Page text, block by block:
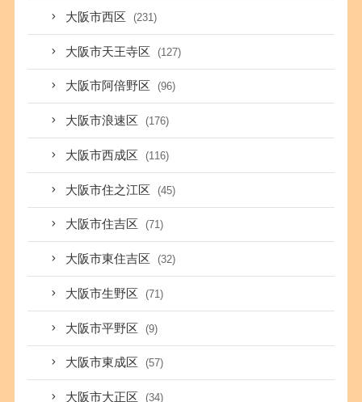
大阪市西区 (231)
大阪市天王寺区 (127)
大阪市阿倍野区 (96)
大阪市浪速区 (176)
大阪市西成区 (116)
大阪市住之江区 (45)
大阪市住吉区 (71)
大阪市東住吉区 (32)
大阪市生野区 (71)
大阪市平野区 (9)
大阪市東成区 (57)
大阪市大正区 (34)